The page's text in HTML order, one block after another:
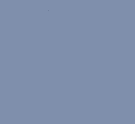
Yksityiskohtainen